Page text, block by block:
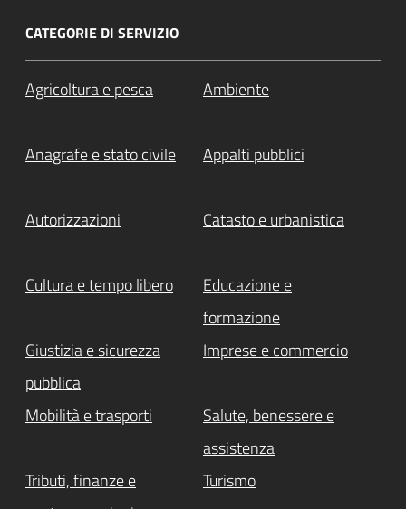
CATEGORIE DI SERVIZIO
Agricoltura e pesca Ambiente
Anagrafe e stato civile Appalti pubblici
Autorizzazioni Catasto e urbanistica
Cultura e tempo libero
Educazione e
formazione
Giustizia e sicurezza
pubblica
Imprese e commercio
Mobilità e trasporti
Salute, benessere e
assistenza
Tributi, finanze e
Turismo